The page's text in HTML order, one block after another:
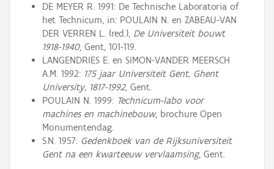
DE MEYER R. 1991: De Technische Laboratoria of
het Technicum, in: POULAIN N. en ZABEAU-VAN
DER VERREN L. (red.), De Universiteit bouwt
1918-1940, Gent, 101-119.
LANGENDRIES E. en SIMON-VANDER MEERSCH
A.M. 1992: 175 jaar Universiteit Gent, Ghent
University, 1817-1992, Gent.
POULAIN N. 1999: Technicum-labo voor
machines en machinebouw, brochure Open
Monumentendag.
S.N. 1957: Gedenkboek van de Rijksuniversiteit
Gent na een kwarteeuw vervlaamsing, Gent.